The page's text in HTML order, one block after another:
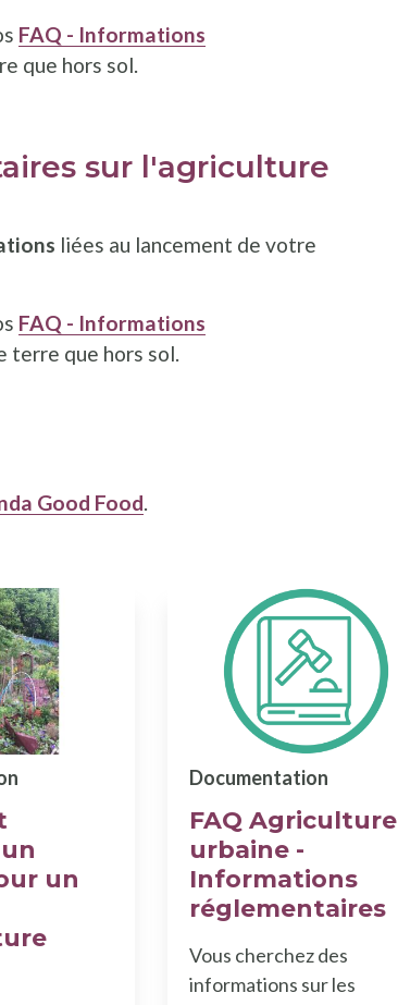
FAQ - Informations
que hors sol.
sur l'agriculture
liées au lancement de votre
FAQ - Informations
terre que hors sol.
Good Food.
un
FAQ Agriculture
urbaine -
Informations
réglementaires
Documentation
Vous cherchez des
informations sur les